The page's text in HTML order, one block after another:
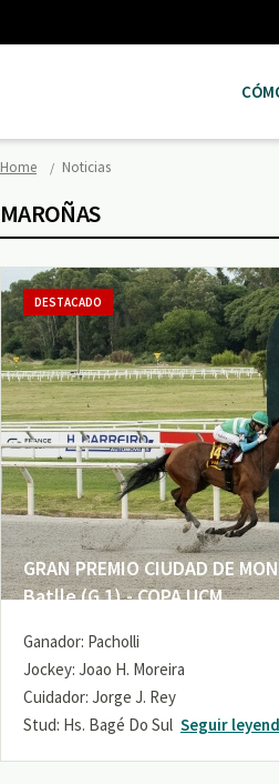
Home Noticias
MAROÑAS
GRAN PREMIO CIUDAD DE
Batlle (G 1) - COPA UCM
DESTACADO
Ganador: Pacholli
Jockey: Joao H. Moreira
Cuidador: Jorge J. Rey
Stud: Hs. Bagé Do Sul Seguir